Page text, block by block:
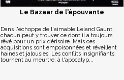
Le Bazaar de l'épouvante
Dans l'échoppe de l'aimable Leland Gaunt,
chacun peut y trouver ce dont il a toujours
rêvé pour un prix dérisoire. Mais ces
acquisitions sont empoisonnées et réveillent
haines et jalousies. Les conflits insignifiants
tournent au meurtre, à l'apocalyp...